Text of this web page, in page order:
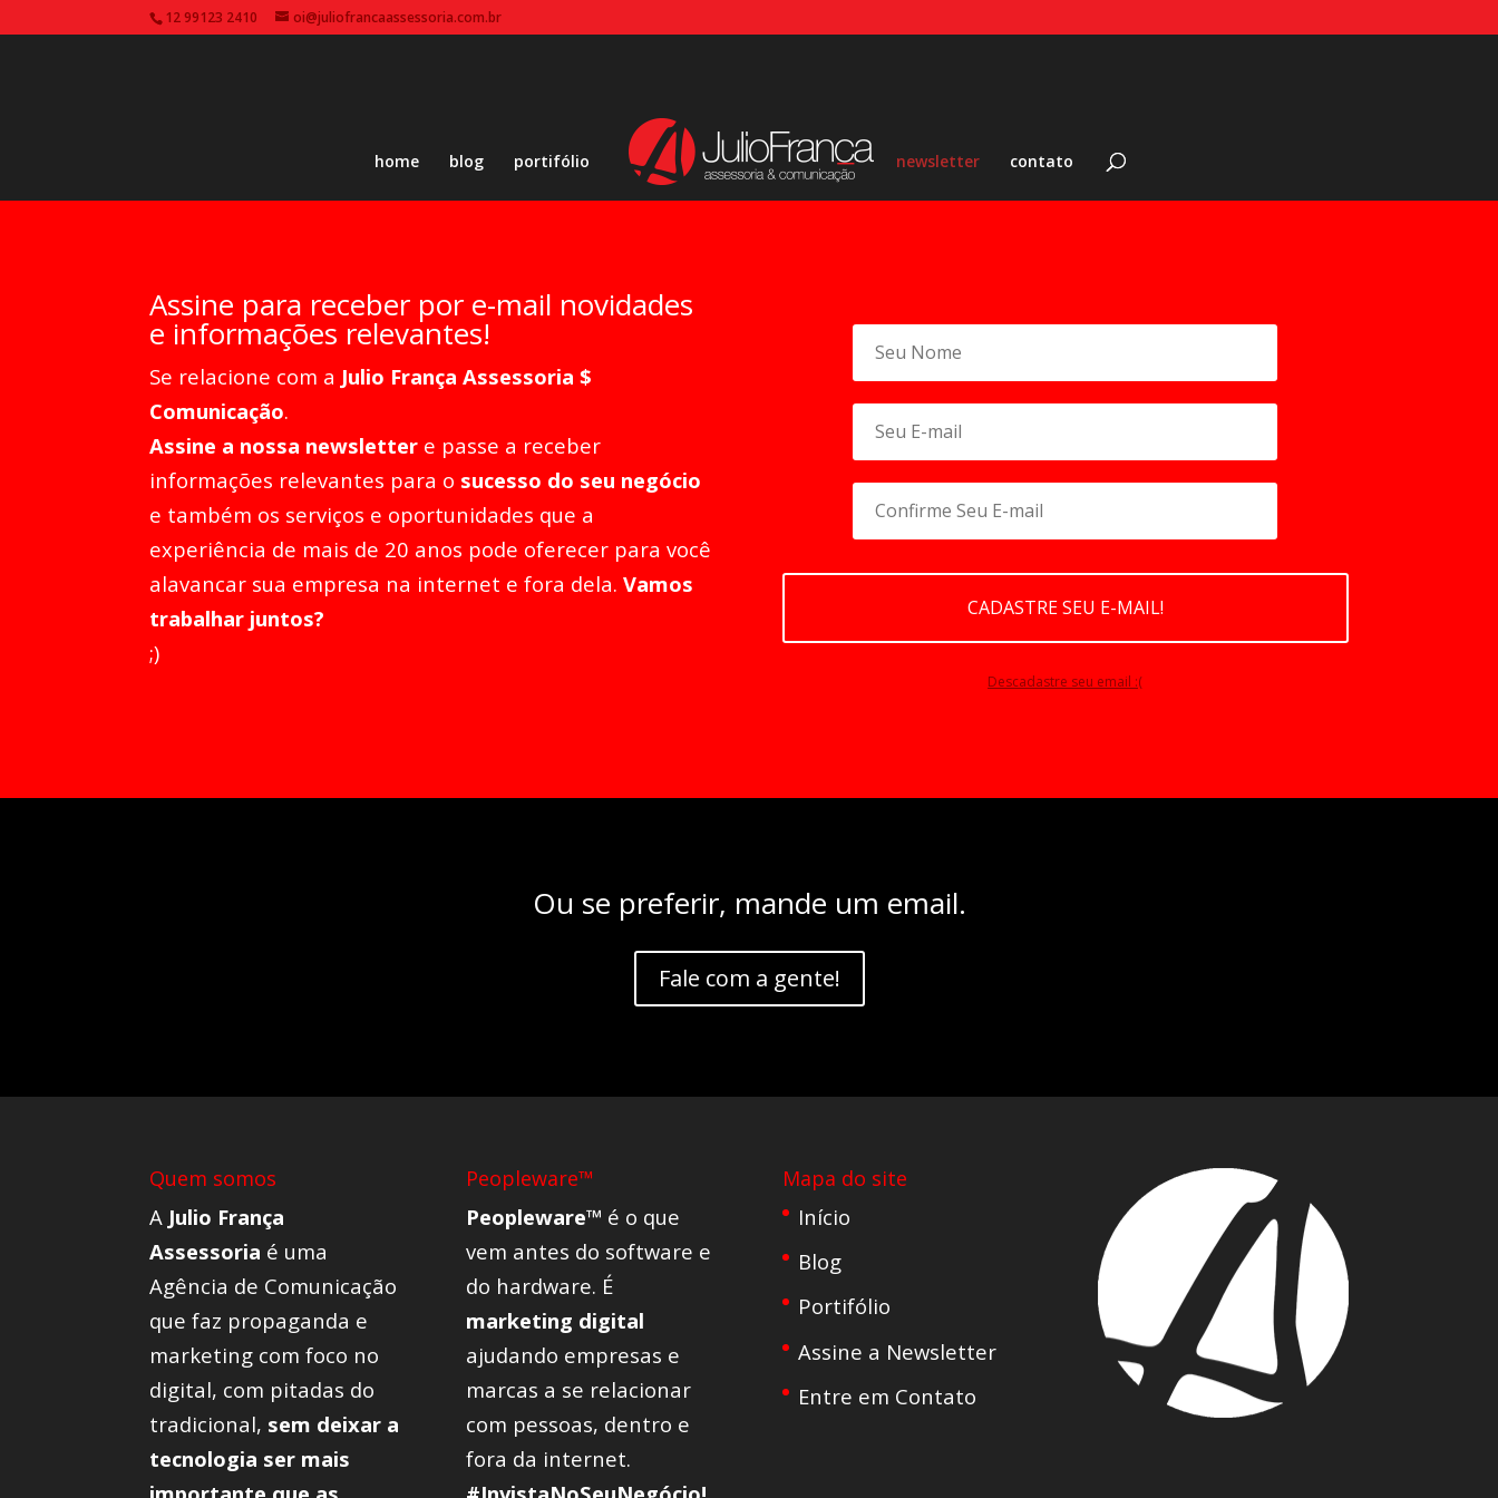
12 99123 2410 oi@juliofrancaassessoria.com.br
home blog portifólio newsletter contato
Assine para receber por e-mail novidades
e informações relevantes!
Se relacione com a Julio França Assessoria $
Comunicação.
Assine a nossa newsletter e passe a receber
informações relevantes para o sucesso do seu negócio
e também os serviços e oportunidades que a
experiência de mais de 20 anos pode oferecer para você
alavancar sua empresa na internet e fora dela.Vamos
trabalhar juntos?
;)
Ou se preferir, mande um email.
Fale com a gente!
Quem somos
A Julio França
Assessoria é uma
Agência de Comunicação
que faz propaganda e
marketing com foco no
digital, com pitadas do
tradicional, sem deixar a
tecnologia ser mais
Peopleware™
Peopleware™ é o que
vem antes do software e
do hardware. É
marketing digital
ajudando empresas e
marcas a se relacionar
com pessoas, dentro e
fora da internet.
Mapa do site
Início
Blog
Portifólio
Assine a Newsletter
Entre em Contato